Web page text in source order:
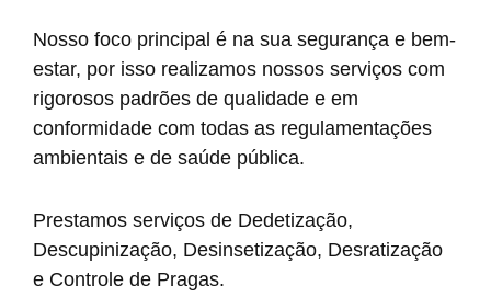
Nosso foco principal é na sua segurança e bem-
estar, por isso realizamos nossos serviços com
rigorosos padrões de qualidade e em
conformidade com todas as regulamentações
ambientais e de saúde pública.
Prestamos serviços de Dedetização,
Descupinização, Desinsetização, Desratização
e Controle de Pragas.